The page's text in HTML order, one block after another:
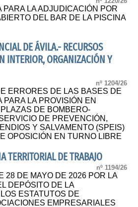
PARA LA ADJUDICACIÓN POR
DEL BAR DE LA PISCINA
DE ÁVILA.- RECURSOS
INTERIOR, ORGANIZACIÓN Y
nº 1204/26
ERRORES DE LAS BASES DE
PARA LA PROVISIÓN EN
DE BOMBERO-
DE PREVENCIÓN,
Y SALVAMENTO (SPEIS)
OPOSICIÓN EN TURNO LIBRE
TERRITORIAL DE TRABAJO
nº 1194/26
28 DE MAYO DE 2026 POR LA
DEPÓSITO DE LA
ESTATUTOS DE
EMPRESARIALES